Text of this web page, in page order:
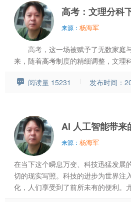
高考：文理分科
来源： 杨海军
高考，这一场被赋予了无数家庭
来，随着高考制度的精细调整，文理
阅读量 15231 发布时间：
AI 人工智能带来
来源： 杨海军
在当下这个瞬息万变、科技迅猛发展
切的现实写照。科技的进步为世界注
化，人们享受到了前所未有的便利。